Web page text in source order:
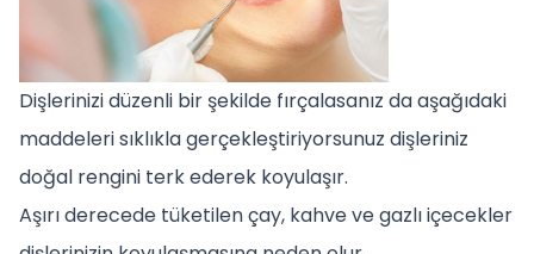
Dişlerinizi düzenli bir şekilde fırçalasanız da aşağıdaki
maddeleri sıklıkla gerçekleştiriyorsunuz dişleriniz
doğal rengini terk ederek koyulaşır.
Aşırı derecede tüketilen çay, kahve ve gazlı içecekler